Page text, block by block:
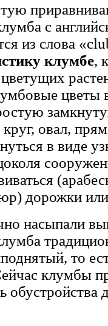
с
из слова
клумбе,
цветы
овал,
в виде
дорожки
насыпали
то
клумбы
обустройства